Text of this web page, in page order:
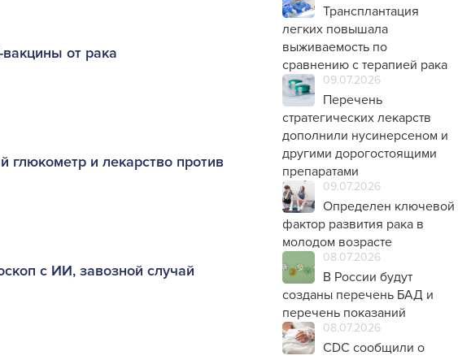
от рака
глюкометр и лекарство против
с ИИ, завозной случай
Трансплантация
легких повышала
выживаемость по
сравнению с терапией рака
09.07.2026
Перечень
стратегических лекарств
дополнили нусинерсеном и
другими дорогостоящими
препаратами
09.07.2026
Определен ключевой
фактор развития рака в
молодом возрасте
08.07.2026
В России будут
созданы перечень БАД и
перечень показаний
08.07.2026
CDC сообщили о